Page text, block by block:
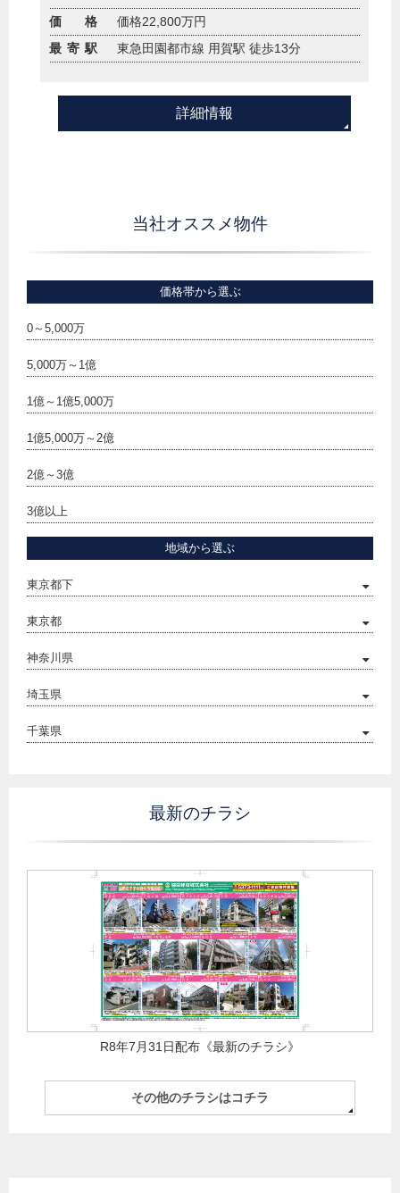
価 格
価格22,800万円
最寄駅
東急田園都市線 用賀駅 徒歩13分
詳細情報
当社オススメ物件
価格帯から選ぶ
0～5,000万
5,000万～1億
1億～1億5,000万
1億5,000万～2億
2億～3億
3億以上
地域から選ぶ
東京都下
東京都
神奈川県
埼玉県
千葉県
最新のチラシ
R8年7月31日配布《最新のチラシ》
その他のチラシはコチラ